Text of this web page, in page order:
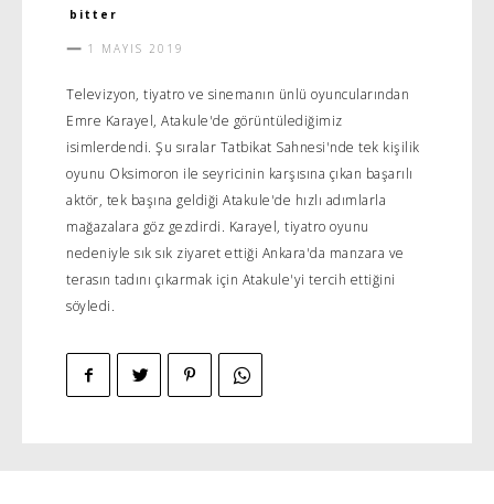
bitter
1 MAYIS 2019
Televizyon, tiyatro ve sinemanın ünlü oyuncularından
Emre Karayel, Atakule'de görüntülediğimiz
isimlerdendi. Şu sıralar Tatbikat Sahnesi'nde tek kişilik
oyunu Oksimoron ile seyricinin karşısına çıkan başarılı
aktör, tek başına geldiği Atakule'de hızlı adımlarla
mağazalara göz gezdirdi. Karayel, tiyatro oyunu
nedeniyle sık sık ziyaret ettiği Ankara'da manzara ve
terasın tadını çıkarmak için Atakule'yi tercih ettiğini
söyledi.